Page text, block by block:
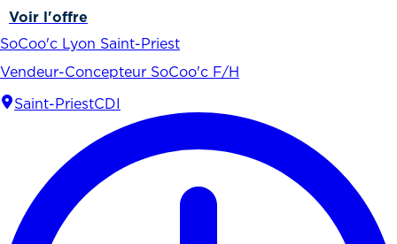
Voir l'offre
SoCoo'c Lyon Saint-Priest
Vendeur-Concepteur SoCoo'c F/H
Saint-PriestCDI